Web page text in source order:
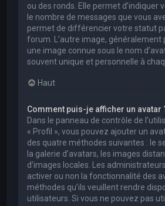
ou des ronds. Elle permet d’indiquer
le nombre de messages que vous
permet de différencier votre statut
forum. L’autre image, généralement
une image connue sous le nom
souvent unique et personnelle à
Haut
Comment puis-je afficher un avatar
Dans le panneau de contrôle de
« Profil », vous pouvez ajouter un
des quatre méthodes suivantes : le
la galerie d’avatars, les images
d’images locales. Les
activer ou non la fonctionnalité des
méthodes qu’ils veuillent rendre
utilisateurs. Si vous ne pouvez pas